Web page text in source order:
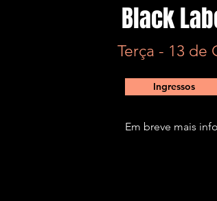
Black
Terça - 13 de
Ingressos
Em breve mais